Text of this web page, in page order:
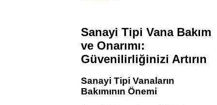
Sanayi Tipi Vana Bakım
ve Onarımı:
Güvenilirliğinizi Artırın
Sanayi Tipi Vanaların
Bakımının Önemi